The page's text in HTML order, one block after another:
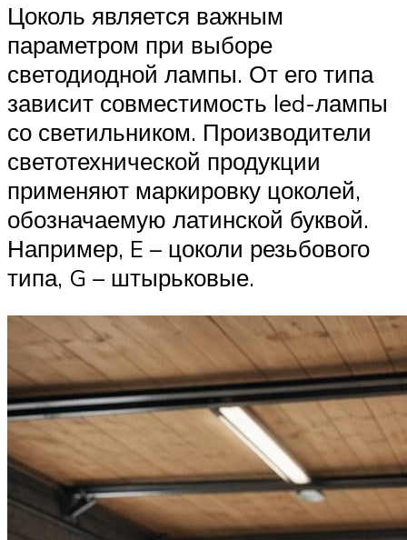
Цоколь является важным
параметром при выборе
светодиодной лампы. От его типа
зависит совместимость led-лампы
со светильником. Производители
светотехнической продукции
применяют маркировку цоколей,
обозначаемую латинской буквой.
Например, E – цоколи резьбового
типа, G – штырьковые.